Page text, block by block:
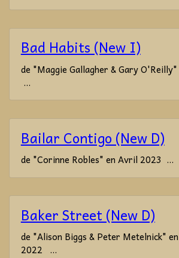
Bad Habits (New I)
de "Maggie Gallagher & Gary
...
Bailar Contigo (New D)
de "Corinne Robles" en Avril 2023 ...
Baker Street (New D)
de "Alison Biggs & Peter Metelnick"
2022 ...